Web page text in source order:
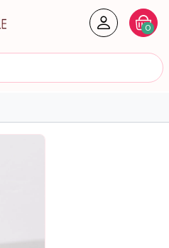
Créer
0